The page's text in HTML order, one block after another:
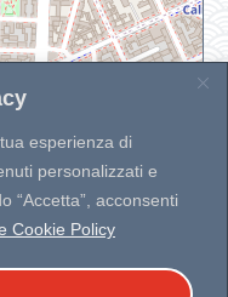
esperienza di
personalizzati e
“Accetta”, acconsenti
Cookie Policy